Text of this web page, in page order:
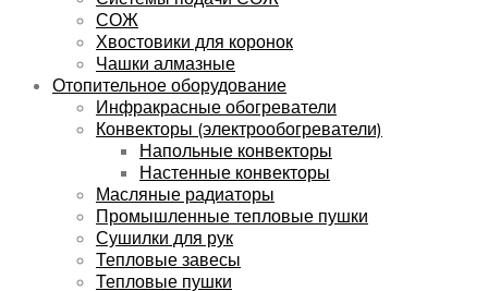
СОЖ
Хвостовики для коронок
Чашки алмазные
Отопительное оборудование
Инфракрасные обогреватели
Конвекторы (электрообогреватели)
Напольные конвекторы
Настенные конвекторы
Масляные радиаторы
Промышленные тепловые пушки
Сушилки для рук
Тепловые завесы
Тепловые пушки